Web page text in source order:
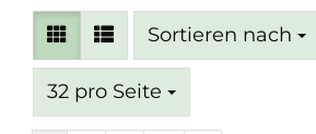
Sortieren nach
Sortieren nach
32 pro Seite
pro Seite